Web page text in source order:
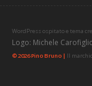
WordPress ospitato e tema
Logo: Michele
© 2026 Pino Bruno | Il